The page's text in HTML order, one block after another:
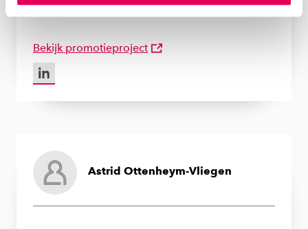
instellen welke cookies we plaatsen. Je kunt je
Bekijk promotieproject
LinkedIn van Eva Onstenk
Astrid Ottenheym-Vliegen